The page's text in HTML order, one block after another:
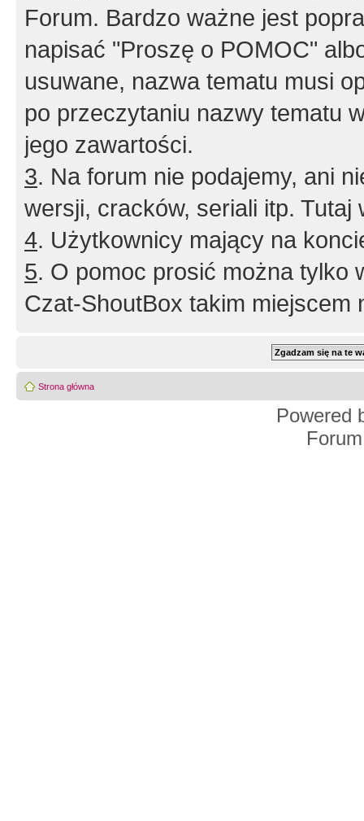
Forum. Bardzo ważne jest
napisać "Proszę o POMOC"
usuwane, nazwa tematu musi
po przeczytaniu nazwy tematu
jego zawartości.
3. Na forum nie podajemy, ani
wersji, cracków, seriali itp. Tutaj
4. Użytkownicy mający na
5. O pomoc prosić można tylko
Czat-ShoutBox takim miejscem
Strona główna
Powered